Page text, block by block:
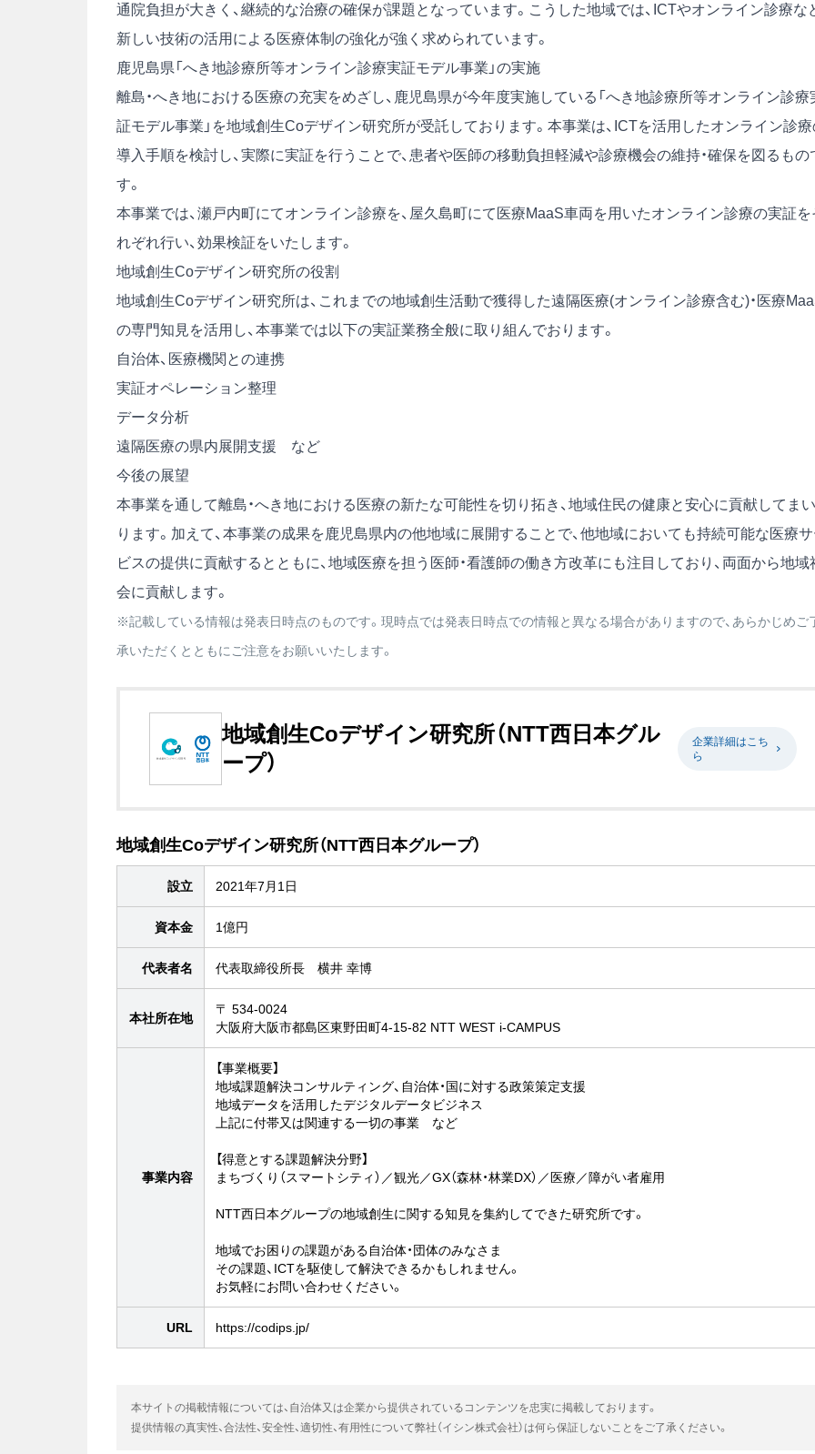
通院負担が大きく、継続的な治療の確保が課題となっています。こうした地域では、ICTやオンライン診療な
新しい技術の活用による医療体制の強化が強く求められています。
鹿児島県「へき地診療所等オンライン診療実証モデル事業」の実施
離島・へき地における医療の充実をめざし、鹿児島県が今年度実施している「へき地診療所等オンライン診療
証モデル事業」を地域創生Coデザイン研究所が受託しております。本事業は、ICTを活用したオンライン診
導入手順を検討し、実際に実証を行うことで、患者や医師の移動負担軽減や診療機会の維持・確保を図るもの
す。
本事業では、瀬戸内町にてオンライン診療を、屋久島町にて医療MaaS車両を用いたオンライン診療の実証を
れぞれ行い、効果検証をいたします。
地域創生Coデザイン研究所の役割
地域創生Coデザイン研究所は、これまでの地域創生活動で獲得した遠隔医療(オンライン診療含む)・医療
の専門知見を活用し、本事業では以下の実証業務全般に取り組んでおります。
自治体、医療機関との連携
実証オペレーション整理
データ分析
遠隔医療の県内展開支援 など
今後の展望
本事業を通して離島・へき地における医療の新たな可能性を切り拓き、地域住民の健康と安心に貢献してまい
ります。加えて、本事業の成果を鹿児島県内の他地域に展開することで、他地域においても持続可能な医療
ビスの提供に貢献するとともに、地域医療を担う医師・看護師の働き方改革にも注目しており、両面から地域
会に貢献します。
※記載している情報は発表日時点のものです。現時点では発表日時点での情報と異なる場合がありますので、あらかじめご
承いただくとともにご注意をお願いいたします。
地域創生Coデザイン研究所（NTT西日本グル
ープ）
企業詳細はこち
ら
地域創生Coデザイン研究所（NTT西日本グループ）
設立 2021年7月1日
資本金 1億円
代表者名 代表取締役所長 横井 幸博
本社所在地
〒 534-0024
大阪府大阪市都島区東野田町4-15-82 NTT WEST i-CAMPUS
事業内容
【事業概要】
地域課題解決コンサルティング、自治体・国に対する政策策定支援
地域データを活用したデジタルデータビジネス
上記に付帯又は関連する一切の事業 など
【得意とする課題解決分野】
まちづくり（スマートシティ）／観光／GX（森林・林業DX）／医療／障がい者雇用
NTT西日本グループの地域創生に関する知見を集約してできた研究所です。
地域でお困りの課題がある自治体・団体のみなさま
その課題、ICTを駆使して解決できるかもしれません。
お気軽にお問い合わせください。
URL https://codips.jp/
本サイトの掲載情報については、自治体又は企業から提供されているコンテンツを忠実に掲載しております。
提供情報の真実性、合法性、安全性、適切性、有用性について弊社（イシン株式会社）は何ら保証しないことをご了承ください。